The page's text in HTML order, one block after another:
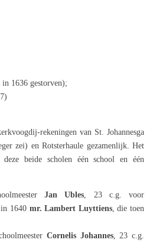
1636 gestorven);
rekeningen van St. Johannesga
zei) en Rotsterhaule gezamenlijk. Het
beide scholen één school en één
Jan Ubles , 23 c.g. voor
1640 mr. Lambert Luyttiens, die toen
Cornelis Johannes, 23 c.g.